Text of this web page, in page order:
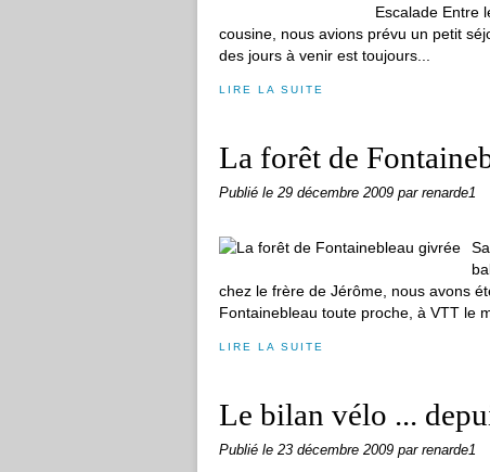
Escalade Entre
cousine, nous avions prévu un petit
des jours à venir est toujours...
LIRE LA SUITE
La forêt de
Publié le 29 décembre 2009 par renarde1
chez le frère de Jérôme, nous avons
Fontainebleau toute proche, à VTT le
LIRE LA SUITE
Le bilan vélo ...
Publié le 23 décembre 2009 par renarde1